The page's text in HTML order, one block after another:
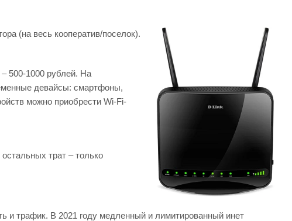
(на весь кооператив/поселок).
500-1000 рублей. На
девайсы: смартфоны,
можно приобрести Wi-Fi-
трат – только
и трафик. В 2021 году медленный и лимитированный инет